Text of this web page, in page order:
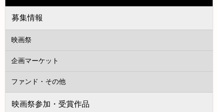
募集情報
映画祭
企画マーケット
ファンド・その他
映画祭参加・受賞作品